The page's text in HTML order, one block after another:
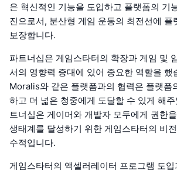
은 혁신적인 기능을 도입하고 플랫폼의 기
진으로서, 분산형 게임 운동의 최전선에 플
보장합니다.
파트너십은 게임스타터의 확장과 게임 및
서의 영향력 증대에 있어 중요한 역할을
Moralis와 같은 플랫폼과의 협력은 플랫폼
하고 더 넓은 청중에게 도달할 수 있게 해
트너십은 게이머와 개발자 모두에게 권한
생태계를 달성하기 위한 게임스타터의 비
수적입니다.
게임스타터의 액셀러레이터 프로그램 도